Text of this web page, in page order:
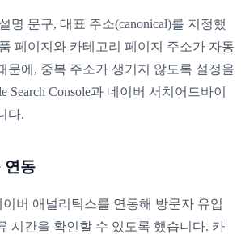
명 문구, 대표 주소(canonical)를 지정했
페이지와 카테고리 페이지 주소가 자동
문에, 중복 주소가 생기지 않도록 설정을
Search Console과 네이버 서치어드바이
다.
연동
이버 애널리틱스를 연동해 방문자 유입
시간을 확인할 수 있도록 했습니다. 카